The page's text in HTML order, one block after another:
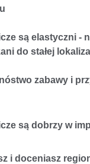
są elastyczni -
do stałej
zabawy i
są dobrzy w
i doceniasz